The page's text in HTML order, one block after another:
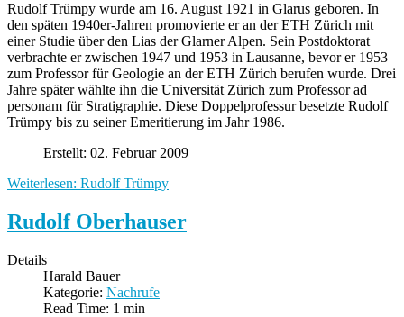
Rudolf Trümpy wurde am 16. August 1921 in Glarus geboren. In
den späten 1940er-Jahren promovierte er an der ETH Zürich mit
einer Studie über den Lias der Glarner Alpen. Sein Postdoktorat
verbrachte er zwischen 1947 und 1953 in Lausanne, bevor er 1953
zum Professor für Geologie an der ETH Zürich berufen wurde. Drei
Jahre später wählte ihn die Universität Zürich zum Professor ad
personam für Stratigraphie. Diese Doppelprofessur besetzte Rudolf
Trümpy bis zu seiner Emeritierung im Jahr 1986.
Erstellt: 02. Februar 2009
Weiterlesen: Rudolf Trümpy
Rudolf Oberhauser
Details
Harald Bauer
Kategorie: Nachrufe
Read Time: 1 min